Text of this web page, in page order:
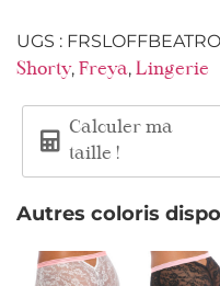
UGS :
Shorty, Freya, Lingerie
Calculer ma
taille !
Autres coloris